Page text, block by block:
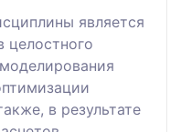
является
целостного
в результате